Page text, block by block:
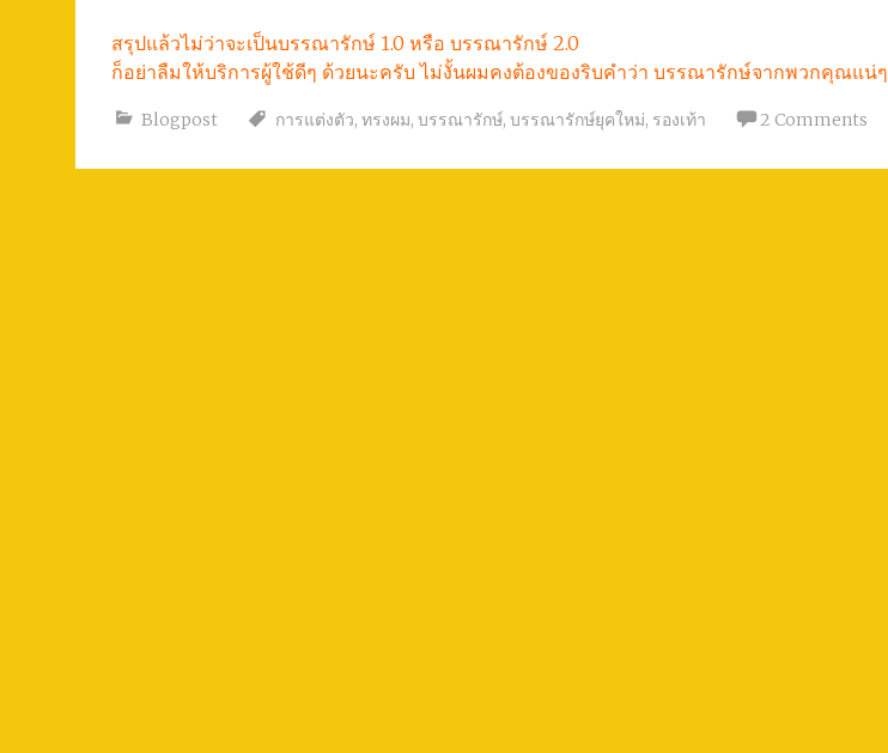
สรุปแล้วไม่ว่าจะเป็นบรรณารักษ์ 1.0 หรือ บรรณารักษ์ 2.0
ก็อย่าลืมให้บริการผู้ใช้ดีๆ ด้วยนะครับ ไม่งั้นผมคงต้องของริบคำว่า บรรณารักษ์จากพวกคุณแน่ๆ
Blogpost การแต่งตัว, ทรงผม, บรรณารักษ์, บรรณารักษ์ยุคใหม่, รองเท้า 2 Comments